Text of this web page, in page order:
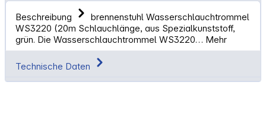
Beschreibung
brennenstuhl Wasserschlauchtrommel
WS3220 (20m Schlauchlänge, aus Spezialkunststoff,
grün. Die Wasserschlauchtrommel WS3220… Mehr
Technische Daten